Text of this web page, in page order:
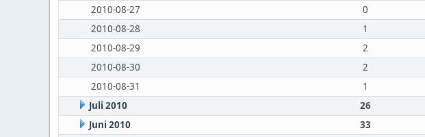
2010-08-27
0
2010-08-28
1
2010-08-29
2
2010-08-30
2
2010-08-31
1
Juli 2010
26
Juni 2010
33